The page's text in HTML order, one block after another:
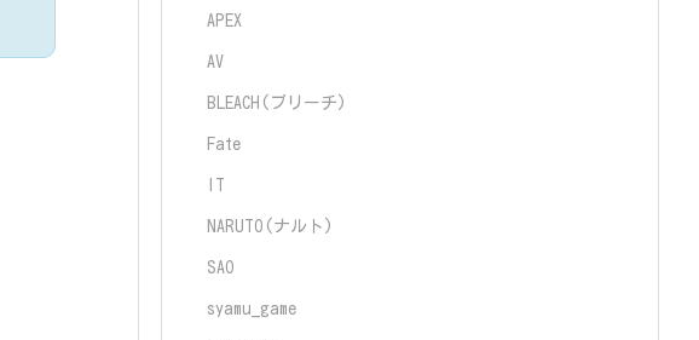
APEX
AV
BLEACH(ブリーチ)
Fate
NARUTO(ナルト)
SAO
syamu_game